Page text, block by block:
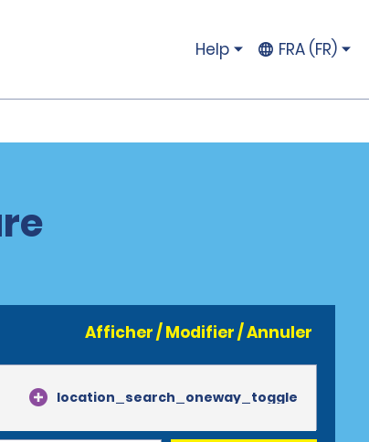
Help FRA (FR)
Afficher / Modifier / Annuler
location_search_oneway_toggle